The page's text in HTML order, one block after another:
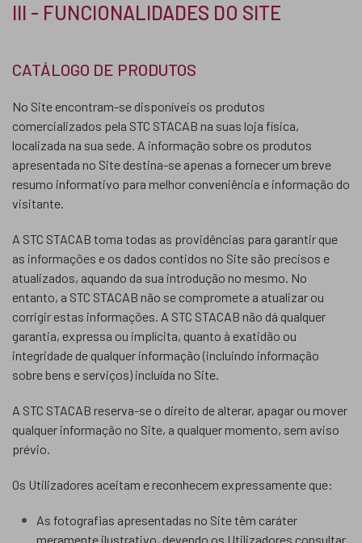
III - FUNCIONALIDADES DO SITE
CATÁLOGO DE PRODUTOS
No Site encontram-se disponíveis os produtos
comercializados pela STC STACAB na suas loja física,
localizada na sua sede. A informação sobre os produtos
apresentada no Site destina-se apenas a fornecer um breve
resumo informativo para melhor conveniência e informação do
visitante.
A STC STACAB toma todas as providências para garantir que
as informações e os dados contidos no Site são precisos e
atualizados, aquando da sua introdução no mesmo. No
entanto, a STC STACAB não se compromete a atualizar ou
corrigir estas informações. A STC STACAB não dá qualquer
garantia, expressa ou implícita, quanto à exatidão ou
integridade de qualquer informação (incluindo informação
sobre bens e serviços) incluída no Site.
A STC STACAB reserva-se o direito de alterar, apagar ou mover
qualquer informação no Site, a qualquer momento, sem aviso
prévio.
Os Utilizadores aceitam e reconhecem expressamente que:
As fotografias apresentadas no Site têm caráter
meramente ilustrativo, devendo os Utilizadores consultar